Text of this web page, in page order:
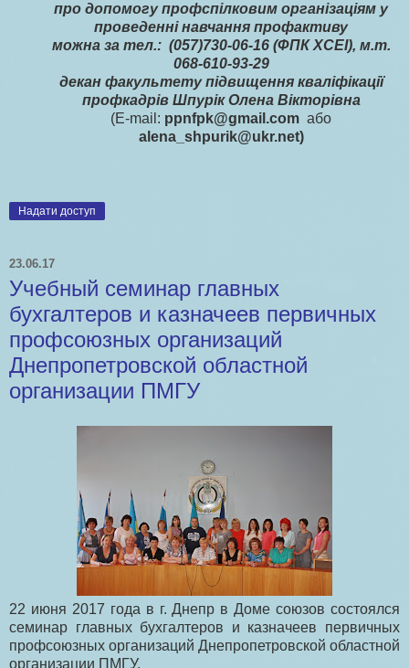
про допомогу профспілковим організаціям у
проведенні навчання профактиву
можна за тел.: (057)730-06-16 (ФПК ХСЕІ), м.т.
068-610-93-29
декан факультету підвищення кваліфікації
профкадрів Шпурік Олена Вікторівна
(E-mail: ppnfpk@gmail.com або
alena_shpurik@ukr.net)
Надати доступ
23.06.17
Учебный семинар главных
бухгалтеров и казначеев первичных
профсоюзных организаций
Днепропетровской областной
организации ПМГУ
22 июня 2017 года в г. Днепр в Доме союзов состоялся
семинар главных бухгалтеров и казначеев первичных
профсоюзных организаций Днепропетровской областной
организации ПМГУ.